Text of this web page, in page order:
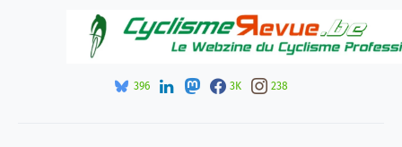
396 3K 238